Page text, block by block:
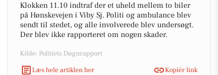
Klokken 11.10 indtraf der et uheld mellem to biler
på Hønskevejen i Viby Sj. Politi og ambulance blev
sendt til stedet, og alle involverede blev undersøgt.
Der blev ikke rapporteret om nogen skader.
Kilde: Politiets Døgnrapport
Læs hele artiklen her
Kopiér link